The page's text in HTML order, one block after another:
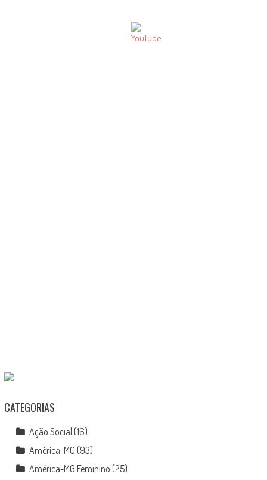
CATEGORIAS
Ação Social (16)
América-MG (93)
América-MG Feminino (25)